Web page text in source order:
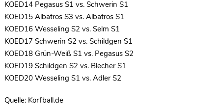
KOED14 Pegasus S1 vs. Schwerin S1
KOED15 Albatros S3 vs. Albatros S1
KOED16 Wesseling S2 vs. Selm S1
KOED17 Schwerin S2 vs. Schildgen S1
KOED18 Grün-Weiß S1 vs. Pegasus S2
KOED19 Schildgen S2 vs. Blecher S1
KOED20 Wesseling S1 vs. Adler S2
Quelle: Korfball.de